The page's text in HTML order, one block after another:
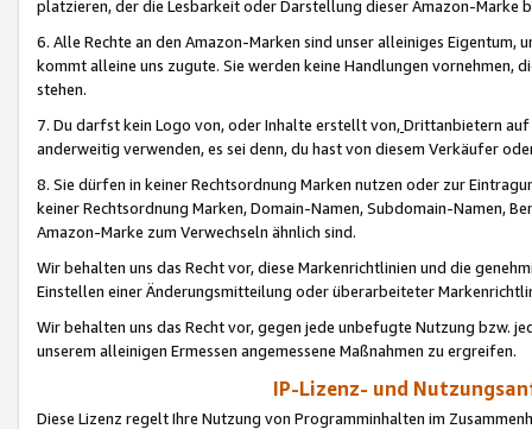
platzieren, der die Lesbarkeit oder Darstellung dieser Amazon-Marke
6. Alle Rechte an den Amazon-Marken sind unser alleiniges
kommt alleine uns zugute. Sie werden keine Handlungen vornehmen,
stehen.
7. Du darfst kein Logo von, oder Inhalte erstellt von,Drittanbietern auf
anderweitig verwenden, es sei denn, du hast von diesem Verkäufer
8. Sie dürfen in keiner Rechtsordnung Marken nutzen oder zur
keiner Rechtsordnung Marken, Domain-Namen, Subdomain-Namen,
Amazon-Marke zum Verwechseln ähnlich sind.
Wir behalten uns das Recht vor, diese Markenrichtlinien und die
Einstellen einer Änderungsmitteilung oder überarbeiteter
Wir behalten uns das Recht vor, gegen jede unbefugte Nutzung bzw.
unserem alleinigen Ermessen angemessene Maßnahmen zu ergreifen.
IP-Lizenz- und
Diese Lizenz regelt Ihre Nutzung von Programminhalten im